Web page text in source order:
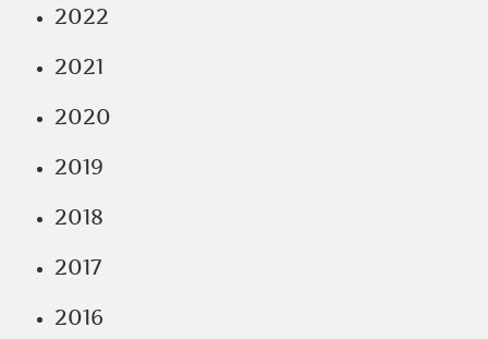
2022
2021
2020
2019
2018
2017
2016